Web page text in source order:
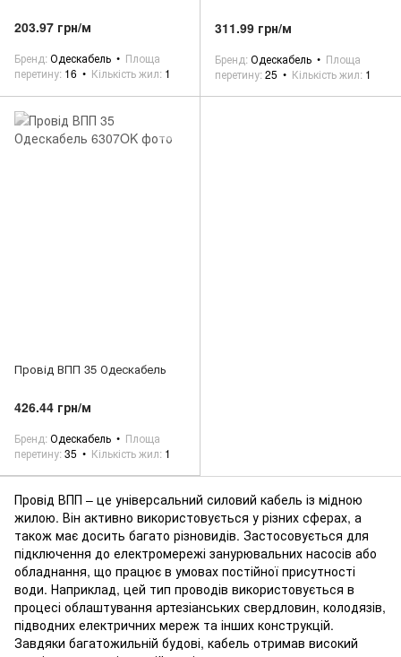
203.97 грн/м
Бренд Одескабель
Площа
перетину 16 Кількість жил 1
311.99 грн/м
Бренд Одескабель
Площа
перетину 25 Кількість жил 1
Провід ВПП 35 Одескабель
426.44 грн/м
Бренд Одескабель
Площа
перетину 35 Кількість жил 1
Провід ВПП – це універсальний силовий кабель із мідною
жилою. Він активно використовується у різних сферах, а
також має досить багато різновидів. Застосовується для
підключення до електромережі занурювальних насосів або
обладнання, що працює в умовах постійної присутності
води. Наприклад, цей тип проводів використовується в
процесі облаштування артезіанських свердловин, колодязів,
підводних електричних мереж та інших конструкцій.
Завдяки багатожильній будові, кабель отримав високий